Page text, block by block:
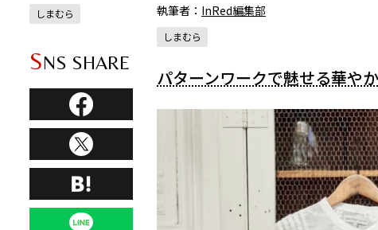
執筆者： InRed編集部
しまむら
パターンワークで魅せる華や
しまむら
SNS SHARE